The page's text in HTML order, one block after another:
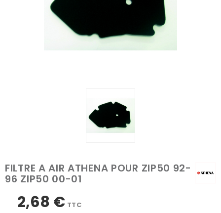
FILTRE A AIR ATHENA POUR ZIP50 92-
96 ZIP50 00-01
2,68 € TTC